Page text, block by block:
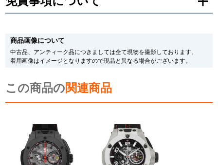
新宿店 大阪心斎橋店
WEBマガジン
SNS・動画
商品画像について
中古品、アンティーク品につきましては全て現物を撮影しております。
着用画像はイメージとなりますので現品と異なる場合がございます。
この商品の関連商品
メーカー保護シールの有無に個体差がございますのでご了承下さいませ。
また、メーカーにてマイナーチェンジがなされる場合がございますが、在庫品
の仕様で販売させていただきますので予めご了承の程お願いいたします。
尚、中古品、アンティーク品につきましては現品を撮影しております。
ます。
の掲載を控えております。
※当店では店頭販売も行っております為、サイトでのご注文と店頭処理との時
間差で在庫切れになる場合がございます。
予めご了承くださいませ。
また、ご来店にてご購入を希望される場合にも、事前に在庫の確認をお電話か
メールにてお問い合わせいただけますようお願いいたします。